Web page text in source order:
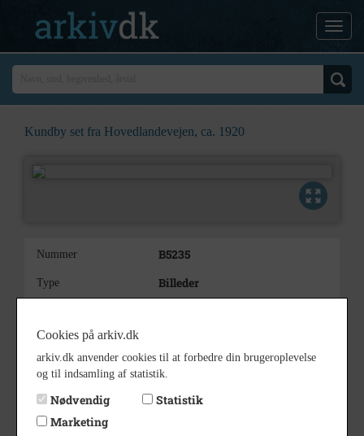
Kundby set fra Hovedlandevejen, ca. 1920
Nummer B5235
Type Billeder
Årstal 1920
Dateringsnote 1920
Fotograf
Cookies på arkiv.dk
arkiv.dk anvender cookies til at forbedre din brugeroplevelse
og til indsamling af statistik.
Nødvendig
Statistik
Marketing